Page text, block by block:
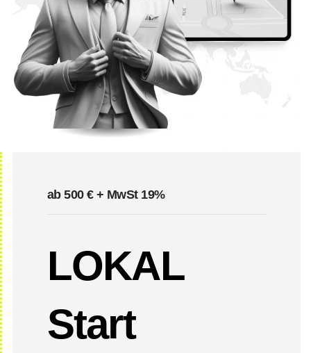
ab 500 € + MwSt 19%
LOKAL
Start